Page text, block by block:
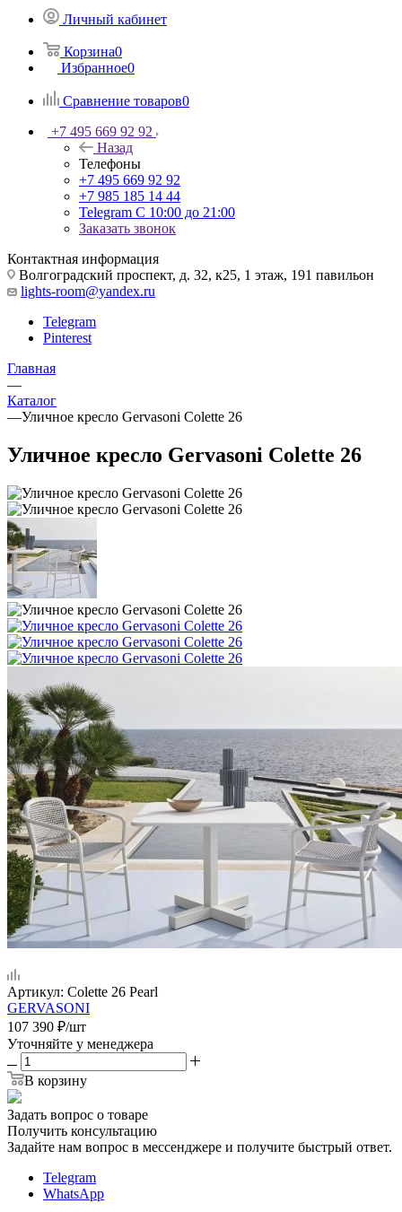
Личный кабинет
Корзина0
Избранное0
Сравнение товаров0
+7 495 669 92 92
Назад
Телефоны
+7 495 669 92 92
+7 985 185 14 44
Telegram С 10:00 до 21:00
Заказать звонок
Контактная информация
Волгоградский проспект, д. 32, к25, 1 этаж, 191 павильон
lights-room@yandex.ru
Telegram
Pinterest
Главная
—
Каталог
—Уличное кресло Gervasoni Colette 26
Уличное кресло Gervasoni Colette 26
Артикул: Colette 26 Pearl
GERVASONI
107 390 ₽/шт
Уточняйте у менеджера
В корзину
Задать вопрос о товаре
Получить консультацию
Задайте нам вопрос в мессенджере и получите быстрый ответ.
Telegram
WhatsApp